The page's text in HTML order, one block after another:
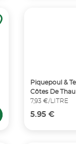
Piquepoul &
Côtes De Thau
7,93 €/LITRE
5.95 €